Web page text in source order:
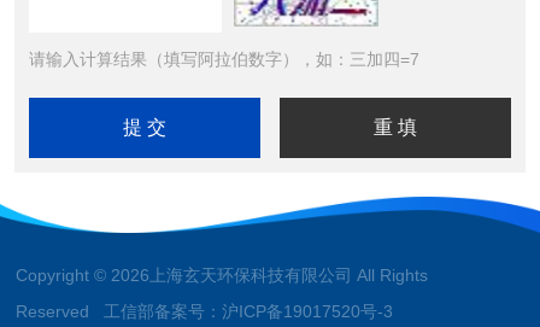
请输入计算结果（填写阿拉伯数字），如：三加四=7
Copyright © 2026上海玄天环保科技有限公司 All Rights
Reserved 工信部备案号：沪ICP备19017520号-3